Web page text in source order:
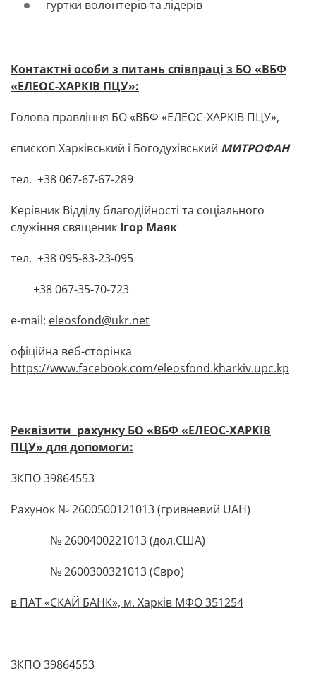
гуртки волонтерів та лідерів
Контактні особи з питань співпраці з БО «ВБФ
«ЕЛЕОС-ХАРКІВ ПЦУ»:
Голова правління БО «ВБФ «ЕЛЕОС-ХАРКІВ ПЦУ»,
єпископ Харківський і Богодухівський МИТРОФАН
тел. +38 067-67-67-289
Керівник Відділу благодійності та соціального
служіння священик Ігор Маяк
тел. +38 095-83-23-095
+38 067-35-70-723
e-mail: eleosfond@ukr.net
офіційна веб-сторінка
https://www.facebook.com/eleosfond.kharkiv.upc.kp
Реквізити рахунку БО «ВБФ «ЕЛЕОС-ХАРКІВ
ПЦУ» для допомоги:
ЗКПО 39864553
Рахунок № 2600500121013 (гривневий UAH)
№ 2600400221013 (дол.США)
№ 2600300321013 (Євро)
в ПАТ «СКАЙ БАНК», м. Харків МФО 351254
ЗКПО 39864553